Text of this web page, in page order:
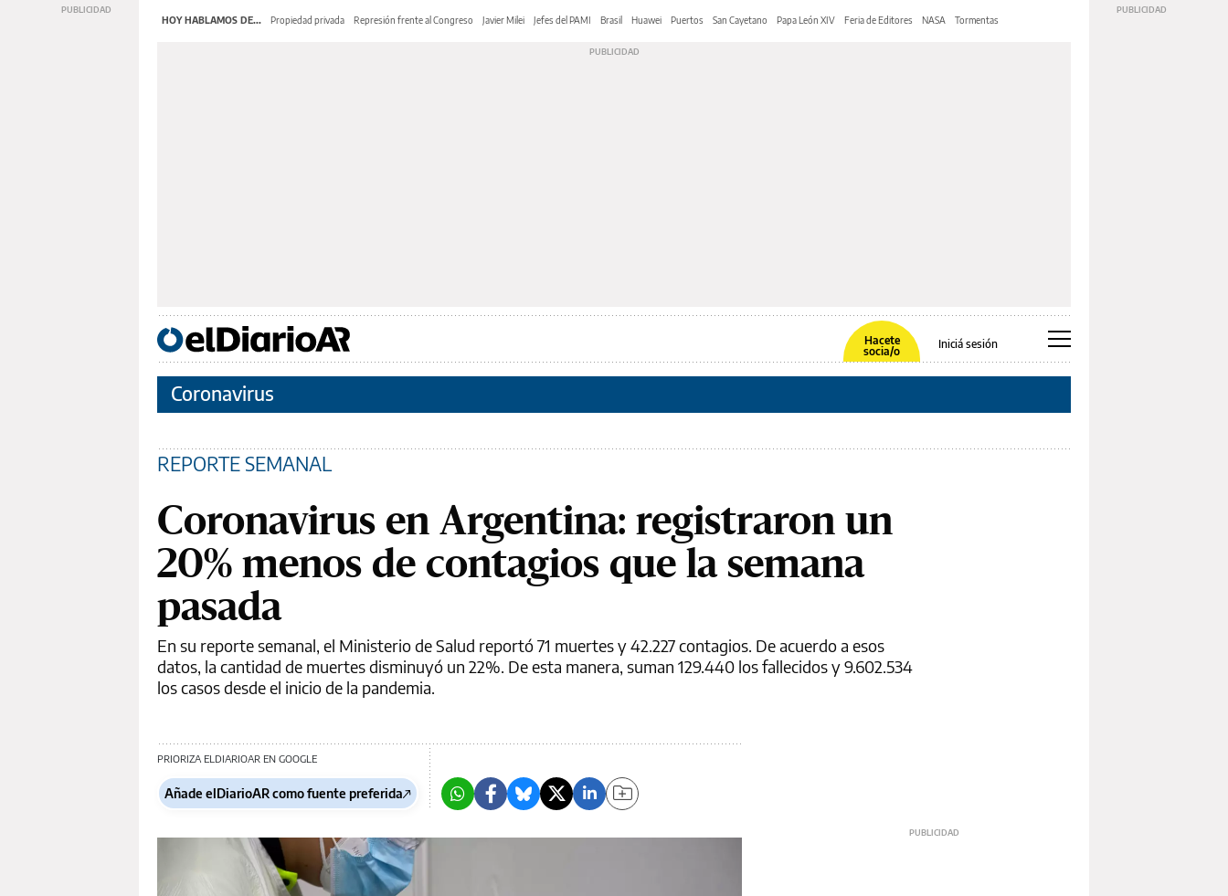
HOY HABLAMOS DE... Propiedad privada Represión frente al Congreso Javier Milei Jefes del PAMI Brasil Huawei Puertos San Cayetano Papa León XIV Feria de Editores NASA Tormentas
Hacete
socia/o
Iniciá sesión
Coronavirus
REPORTE SEMANAL
Coronavirus en Argentina: registraron un
20% menos de contagios que la semana
pasada
En su reporte semanal, el Ministerio de Salud reportó 71 muertes y 42.227 contagios. De acuerdo a esos
datos, la cantidad de muertes disminuyó un 22%. De esta manera, suman 129.440 los fallecidos y 9.602.534
los casos desde el inicio de la pandemia.
PRIORIZA ELDIARIOAR EN GOOGLE
Añade elDiarioAR como fuente preferida